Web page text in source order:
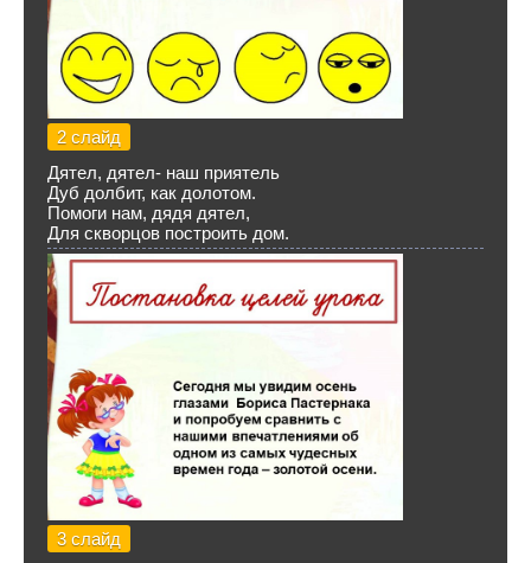
2 слайд
Дятел, дятел- наш приятель
Дуб долбит, как долотом.
Помоги нам, дядя дятел,
Для скворцов построить дом.
3 слайд